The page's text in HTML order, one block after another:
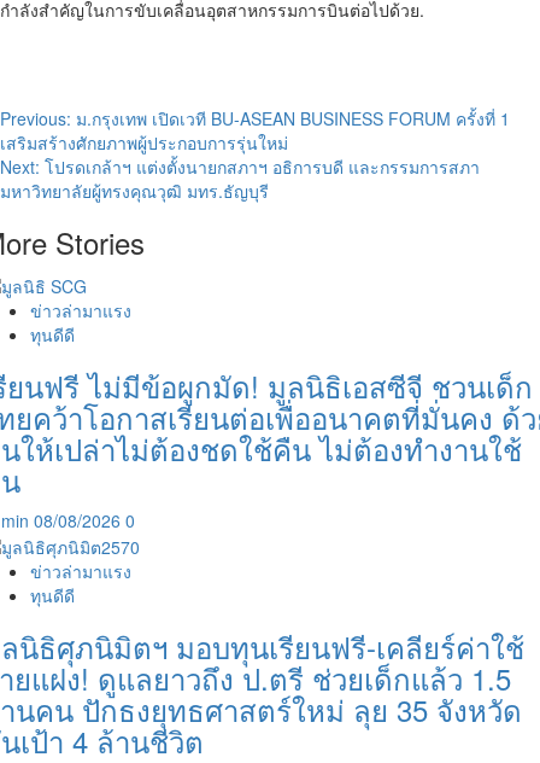
กำลังสำคัญในการขับเคลื่อนอุตสาหกรรมการบินต่อไปด้วย.
Post
navigation
Previous: ม.กรุงเทพ เปิดเวที BU-ASEAN BUSINESS FORUM ครั้งที่ 1
เสริมสร้างศักยภาพผู้ประกอบการรุ่นใหม่
Next: โปรดเกล้าฯ แต่งตั้งนายกสภาฯ อธิการบดี และกรรมการสภา
มหาวิทยาลัยผู้ทรงคุณวุฒิ มทร.ธัญบุรี
Stories
ข่าวล่ามาแรง
ทุนดีดี
ยนฟรี ไม่มีข้อผูกมัด! มูลนิธิเอสซีจี ชวนเด็ก
ยคว้าโอกาสเรียนต่อเพื่ออนาคตที่มั่นคง ด้
ให้เปล่าไม่ต้องชดใช้คืน ไม่ต้องทำงานใช้
08/08/2026 0
ข่าวล่ามาแรง
ทุนดีดี
นิธิศุภนิมิตฯ มอบทุนเรียนฟรี-เคลียร์ค่าใช้
ยแฝง! ดูแลยาวถึง ป.ตรี ช่วยเด็กแล้ว 1.5
นคน ปักธงยุทธศาสตร์ใหม่ ลุย 35 จังหวัด
เป้า 4 ล้านชีวิต